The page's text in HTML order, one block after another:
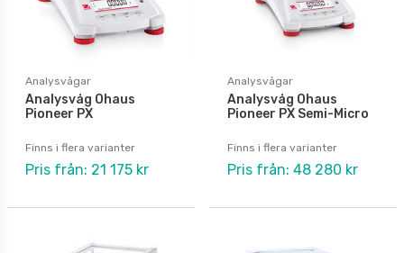
Analysvågar
Analysvåg Ohaus
Pioneer PX
Finns i flera varianter
Pris från: 21 175 kr
Analysvågar
Analysvåg Ohaus
Pioneer PX Semi-Micro
Finns i flera varianter
Pris från: 48 280 kr